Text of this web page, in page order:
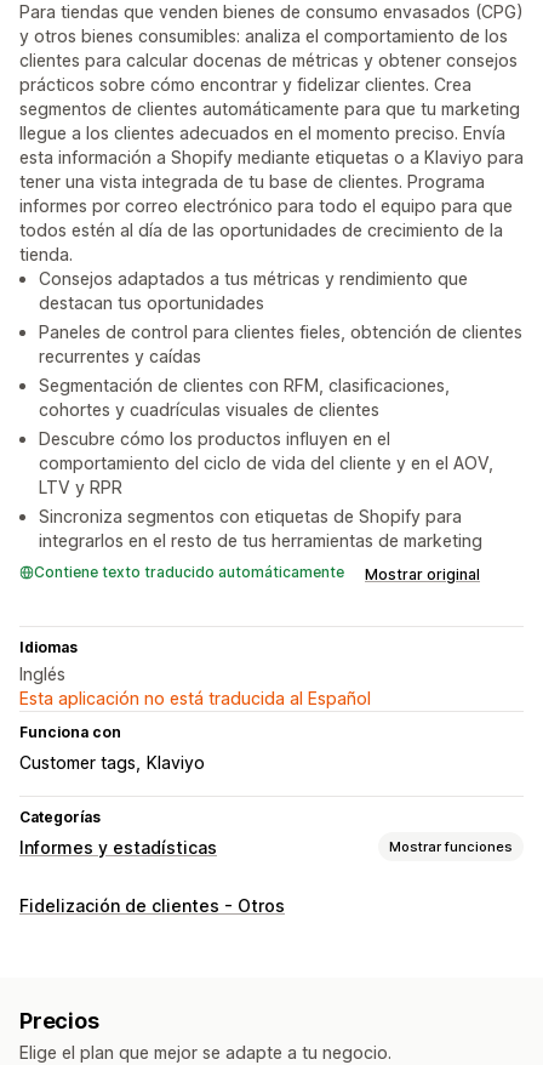
Para tiendas que venden bienes de consumo envasados (CPG)
y otros bienes consumibles: analiza el comportamiento de los
clientes para calcular docenas de métricas y obtener consejos
prácticos sobre cómo encontrar y fidelizar clientes. Crea
segmentos de clientes automáticamente para que tu marketing
llegue a los clientes adecuados en el momento preciso. Envía
esta información a Shopify mediante etiquetas o a Klaviyo para
tener una vista integrada de tu base de clientes. Programa
informes por correo electrónico para todo el equipo para que
todos estén al día de las oportunidades de crecimiento de la
tienda.
Consejos adaptados a tus métricas y rendimiento que
destacan tus oportunidades
Paneles de control para clientes fieles, obtención de clientes
recurrentes y caídas
Segmentación de clientes con RFM, clasificaciones,
cohortes y cuadrículas visuales de clientes
Descubre cómo los productos influyen en el
comportamiento del ciclo de vida del cliente y en el AOV,
LTV y RPR
Sincroniza segmentos con etiquetas de Shopify para
integrarlos en el resto de tus herramientas de marketing
Contiene texto traducido automáticamente Mostrar original
Idiomas
Inglés
Esta aplicación no está traducida al Español
Funciona con
Customer tags Klaviyo
Categorías
Informes y estadísticas Mostrar funciones
Comportamiento de los clientes
Marketing y ventas
Fidelización de clientes - Otros
Precios
Elige el plan que mejor se adapte a tu negocio.